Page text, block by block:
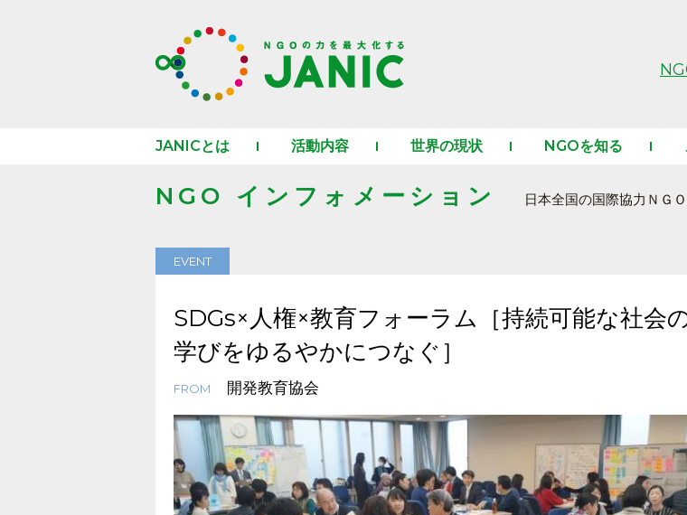
JANICとは 活動内容 世界の現状 NGOを知る
NGO インフォメーション 日本全国の国際協力ＮＧ
EVENT
SDGs×人権×教育フォーラム［持続可能な社会
学びをゆるやかにつなぐ］
FROM 開発教育協会